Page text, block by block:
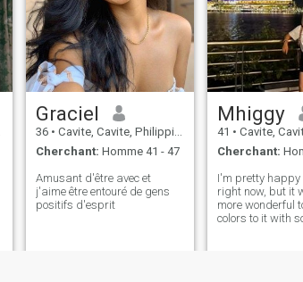
Graciel
36 • Cavite, Cavite, Philippines
Cherchant: Homme 41 - 47
Amusant d'être avec et
j'aime être entouré de gens
positifs d'esprit
Mhiggy
41 • Cavite,
Cherchant:
I'm pretty happy
right now, but it
more wonderful
colors to it with